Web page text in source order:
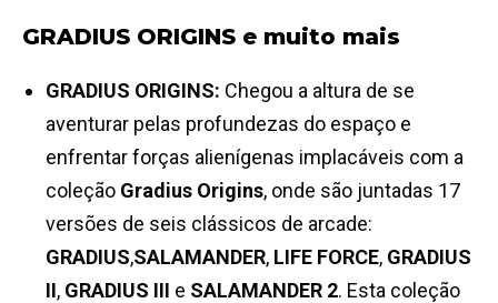
GRADIUS ORIGINS e muito mais
GRADIUS ORIGINS: Chegou a altura de se
aventurar pelas profundezas do espaço e
enfrentar forças alienígenas implacáveis com a
coleção Gradius Origins, onde são juntadas 17
versões de seis clássicos de arcade:
GRADIUS,SALAMANDER, LIFE FORCE, GRADIUS
II, GRADIUS III e SALAMANDER 2. Esta coleção